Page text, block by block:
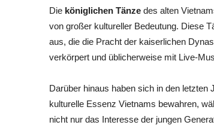
Die königlichen Tänze des alten
von großer kultureller Bedeutung. Diese
aus, die die Pracht der kaiserlichen
verkörpert und üblicherweise mit Live-
Darüber hinaus haben sich in den letzten
kulturelle Essenz Vietnams bewahren,
nicht nur das Interesse der jungen